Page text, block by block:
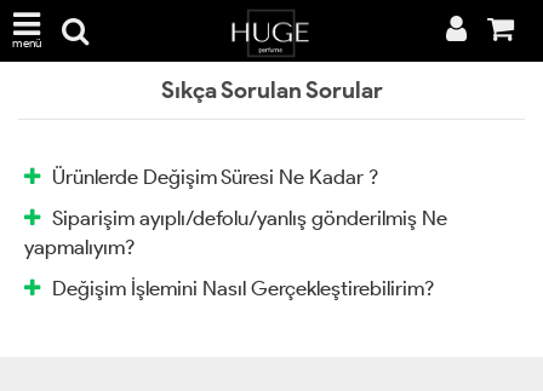
menü
Sıkça Sorulan Sorular
Ürünlerde Değişim Süresi Ne Kadar ?
Siparişim ayıplı/defolu/yanlış gönderilmiş Ne
yapmalıyım?
Değişim İşlemini Nasıl Gerçekleştirebilirim?